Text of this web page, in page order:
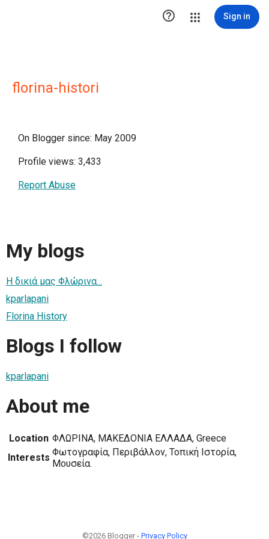
 Sign in
florina-histori
On Blogger since: May 2009
Profile views: 3,433
Report Abuse
My blogs
Η δικιά μας Φλώρινα...
kparlapani
Florina History
Blogs I follow
kparlapani
About me
Location ΦΛΩΡΙΝΑ, ΜΑΚΕΔΟΝΙΑ ΕΛΛΑΔΑ, Greece
Interests Φωτογραφία, Περιβάλλον, Τοπική Ιστορία,
Μουσεία.
©2026 Blogger - Privacy Policy